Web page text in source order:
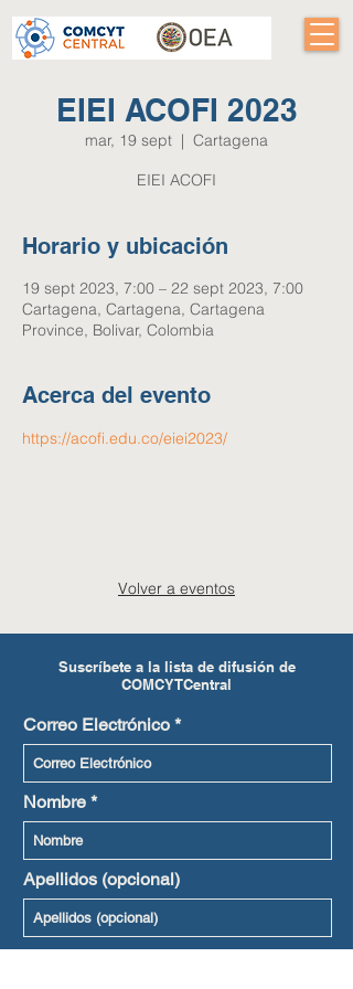
EIEI ACOFI 2023
mar, 19 sept
  |
Cartagena
Horario y ubicación
19 sept 2023, 7:00 – 22 sept 2023, 7:00
Cartagena, Cartagena, Cartagena
Province, Bolivar, Colombia
Acerca del evento
https://acofi.edu.co/eiei2023/
Volver a eventos
Suscríbete a la lista de difusión de
COMCYTCentral
Correo Electrónico
Nombre
Apellidos (opcional)
Lenguaje preferido